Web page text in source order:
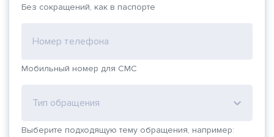
Без сокращений, как в паспорте
Номер телефона
Мобильный номер для СМС
Тип обращения
Выберите подходящую тему обращения, например: